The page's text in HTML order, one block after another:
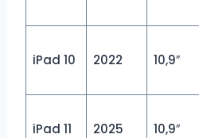
iPad 10 2022 10,9″
iPad 11 2025 10,9″